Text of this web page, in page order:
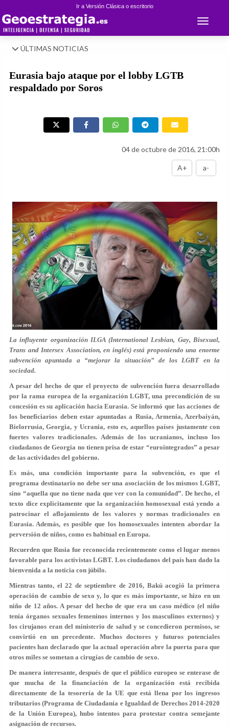
Ir a Versión Clásica o escritorio
Toggle
ÚLTIMAS NOTICIAS
Eurasia bajo ataque por el lobby LGTB
respaldado por Soros
04 de octubre de 2016, 21:00h
A+ a-
La influyente organización ILGA (International Lesbian, Gay, Bisexual,
Trans and Intersex Association, en inglés) está proponiendo una enorme
subvención apuntada a “mejorar la situación” de los LGBT en la
sociedad.
A pesar del hecho de que el proyecto de subvención fuera desarrollado
por la rama europea de la organización LGBT, una precondición de su
concesión es su aplicación hacia Eurasia. Se informó que las acciones de
los beneficiarios deben estar apuntadas a Rusia, Armenia, Azerbaiyán,
Bielorrusia, Georgia, y Ucrania, esto es, aquellos países justamente con
fuertes valores tradicionales. Además de los ucranianos, incluso los
ciudadanos de Georgia no tienen prisa de estar “eurointegrados” a pesar
de las actividades del gobierno.
Es más, una condición importante para la subvención, es que el
programa destinatario no debe ser una asociación de los mismos LGBT,
sino “aquella que no tiene nada que ver con la comunidad”. De hecho, el
texto dice explícitamente que la organización homosexual está yendo a
patrocinar el aflojamiento de los valores y normas tradicionales en
Eurasia. Además, es posible que los homosexuales intenten abordar la
perversión de niños, como es habitual en Europa.
Recuerden que Rusia fue reconocida recientemente como el lugar menos
favorable para los activistas LGBT. Los ciudadanos del país han dado la
bienvenida a la noticia con júbilo.
Mientras tanto, el 22 de septiembre de 2016, Bakú acogió la primera
operación de cambio de sexo y, lo que es más importante, se hizo en un
niño de 12 años. A pesar del hecho de que era un caso médico (el niño
tenía órganos sexuales femeninos internos y los masculinos externos) y
los cirujanos eran del ministerio de salud y se concedieron permisos, se
convirtió en un precedente. Muchos doctores y futuros potenciales
pacientes han declarado que la actual operación abre la puerta para que
otros miles se sometan a cirugías de cambio de sexo.
De manera interesante, después de que el público europeo se enterase de
que mucha de la financiación de la organización está recibida
directamente de la tesorería de la UE que está llena por los ingresos
tributarios (Programa de Ciudadanía e Igualdad de Derechos 2014-2020
de la Unión Europea), hubo intentos para protestar contra semejante
asignación de recursos.